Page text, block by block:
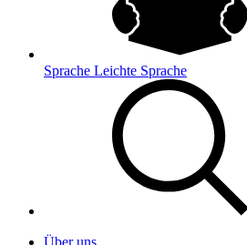
Sprache Leichte Sprache